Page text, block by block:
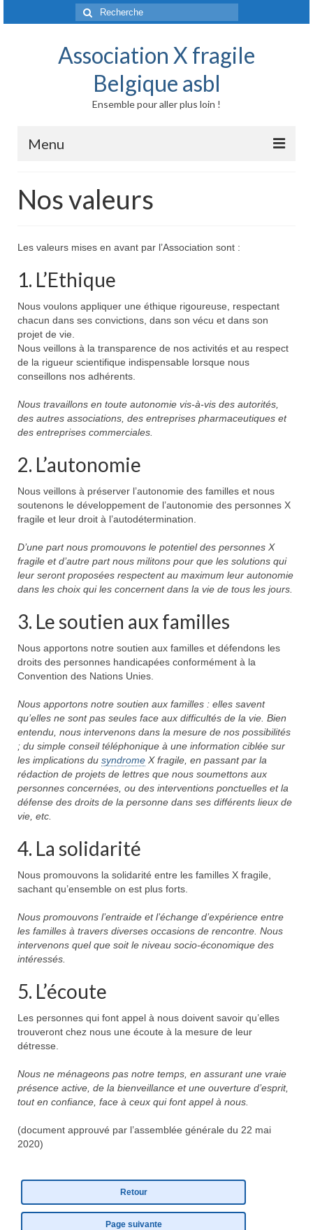
Rechercher
:
Association X fragile
Belgique asbl
Ensemble pour aller plus loin !
Menu
Syndrome X fragile et maladies liées
Syndrome du X fragile (FXS)
Syndrome du tremblement-ataxie lié au X
fragile (FXTAS)
Précoce liée au X fragile (FXPOI)
Dépistage génétique
La déficience intellectuelle
Association X fragile
Mission et objectifs
Organisation
Le Conseil d’Administration
Le Conseil scientifique
Activités passées
L’X presse
Nos revendications
Espace Parents
Quand il n’y a pas de diagnostic
Parentalité et handicap
Quand nous ne serons plus là
Les formalités administratives
Trouver de l’aide
Eduquer notre enfant
Défendre ses droits
Veiller à sa santé
Lui trouver des activités de jour
Lui trouver un hébergement
Espace Entourage
Première ligne
Médecins
Nos valeurs
Les valeurs mises en avant par l’Association sont :
1. L’Ethique
Nous voulons appliquer une éthique rigoureuse, respectant
chacun dans ses convictions, dans son vécu et dans son
projet de vie.
Nous veillons à la transparence de nos activités et au respect
de la rigueur scientifique indispensable lorsque nous
conseillons nos adhérents.
Nous travaillons en toute autonomie vis-à-vis des autorités,
des autres associations, des entreprises pharmaceutiques et
des entreprises commerciales.
2. L’autonomie
Nous veillons à préserver l’autonomie des familles et nous
soutenons le développement de l’autonomie des personnes X
fragile et leur droit à l’autodétermination.
D’une part nous promouvons le potentiel des personnes X
fragile et d’autre part nous militons pour que les solutions qui
leur seront proposées respectent au maximum leur autonomie
dans les choix qui les concernent dans la vie de tous les jours.
3. Le soutien aux familles
Nous apportons notre soutien aux familles et défendons les
droits des personnes handicapées conformément à la
Convention des Nations Unies.
Nous apportons notre soutien aux familles : elles savent
qu’elles ne sont pas seules face aux difficultés de la vie. Bien
entendu, nous intervenons dans la mesure de nos possibilités
; du simple conseil téléphonique à une information ciblée sur
les implications du syndrome X fragile, en passant par la
rédaction de projets de lettres que nous soumettons aux
personnes concernées, ou des interventions ponctuelles et la
défense des droits de la personne dans ses différents lieux de
vie, etc.
4. La solidarité
Nous promouvons la solidarité entre les familles X fragile,
sachant qu’ensemble on est plus forts.
Nous promouvons l’entraide et l’échange d’expérience entre
les familles à travers diverses occasions de rencontre. Nous
intervenons quel que soit le niveau socio-économique des
intéressés.
5. L’écoute
Les personnes qui font appel à nous doivent savoir qu’elles
trouveront chez nous une écoute à la mesure de leur
détresse.
Nous ne ménageons pas notre temps, en assurant une vraie
présence active, de la bienveillance et une ouverture d’esprit,
tout en confiance, face à ceux qui font appel à nous.
(document approuvé par l’assemblée générale du 22 mai
2020)
Retour
Page suivante